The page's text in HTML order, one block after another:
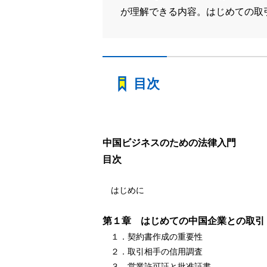
が理解できる内容。はじめての取
目次
中国ビジネスのための法律入門
目次
はじめに
第１章 はじめての中国企業との取引
１．契約書作成の重要性
２．取引相手の信用調査